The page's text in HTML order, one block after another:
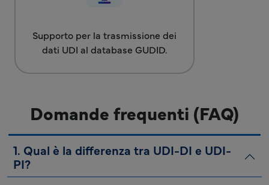
Supporto per la trasmissione dei
dati UDI al database GUDID.
Domande frequenti (FAQ)
1. Qual è la differenza tra UDI-DI e UDI-
PI?